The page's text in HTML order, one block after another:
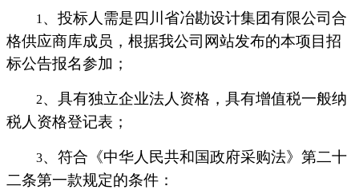
1 、投标人需是四川省冶勘设计集团有限公司合
格供应商库成员，根据我公司网站发布的本项目招
标公告报名参加；
2、具有独立企业法人资格，具有增值税一般纳
税人资格登记表；
3、符合《中华人民共和国政府采购法》第二十
二条第一款规定的条件：